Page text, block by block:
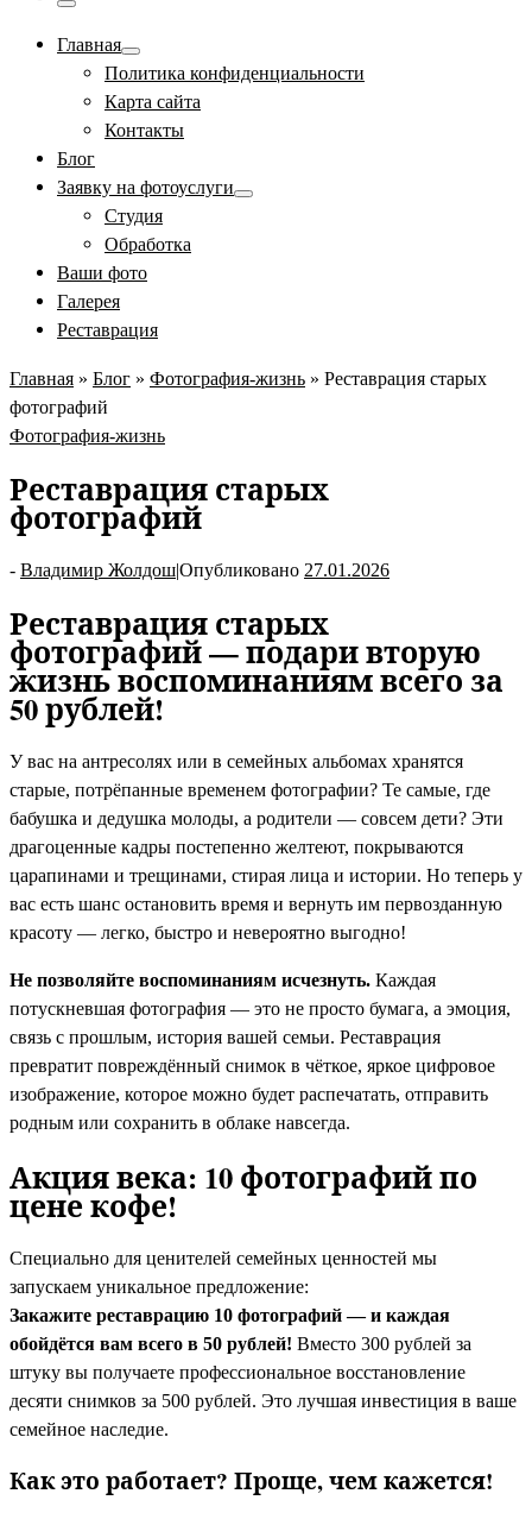
Меню
Главная
Политика конфиденциальности
Карта сайта
Контакты
Блог
Заявку на фотоуслуги
Студия
Обработка
Ваши фото
Галерея
Реставрация
Главная » Блог » Фотография-жизнь » Реставрация старых
фотографий
Фотография-жизнь
Реставрация старых
фотографий
- Владимир Жолдош|Опубликовано 27.01.2026
Реставрация старых
фотографий — подари вторую
жизнь воспоминаниям всего за
50 рублей!
У вас на антресолях или в семейных альбомах хранятся
старые, потрёпанные временем фотографии? Те самые, где
бабушка и дедушка молоды, а родители — совсем дети? Эти
драгоценные кадры постепенно желтеют, покрываются
царапинами и трещинами, стирая лица и истории. Но теперь у
вас есть шанс остановить время и вернуть им первозданную
красоту — легко, быстро и невероятно выгодно!
Не позволяйте воспоминаниям исчезнуть. Каждая
потускневшая фотография — это не просто бумага, а эмоция,
связь с прошлым, история вашей семьи. Реставрация
превратит повреждённый снимок в чёткое, яркое цифровое
изображение, которое можно будет распечатать, отправить
родным или сохранить в облаке навсегда.
Акция века: 10 фотографий по
цене кофе!
Специально для ценителей семейных ценностей мы
запускаем уникальное предложение:
Закажите реставрацию 10 фотографий — и каждая
обойдётся вам всего в 50 рублей! Вместо 300 рублей за
штуку вы получаете профессиональное восстановление
десяти снимков за 500 рублей. Это лучшая инвестиция в ваше
семейное наследие.
Как это работает? Проще, чем кажется!